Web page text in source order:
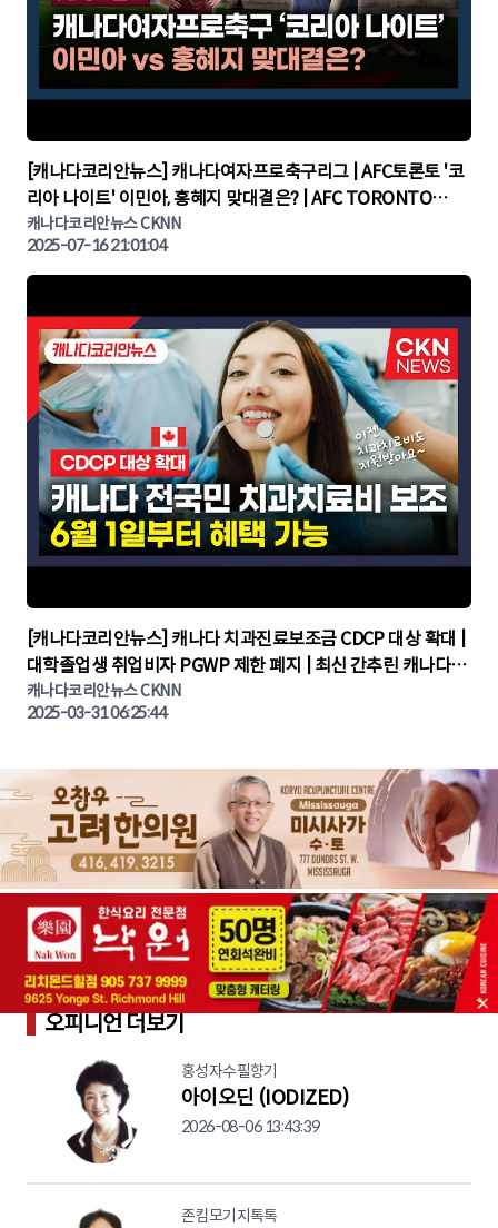
▶
[캐나다코리안뉴스] 캐나다여자프로축구리그 | AFC토론토 '코
리아 나이트' 이민아, 홍혜지 맞대결은? | AFC TORONTO
KOREA NIGHT | 캐나다뉴스 | 토론토뉴스
캐나다코리안뉴스 CKNN
2025-07-16 21:01:04
▶
[캐나다코리안뉴스] 캐나다 치과진료보조금 CDCP 대상 확대 |
대학졸업생 취업비자 PGWP 제한 폐지 | 최신 간추린 캐나다뉴
스 | CKNNEWS | 캐나다뉴스 | 토론토뉴스
캐나다코리안뉴스 CKNN
2025-03-31 06:25:44
오피니언 더보기
홍성자수필향기
아이오딘 (IODIZED)
2026-08-06 13:43:39
존킴모기지톡톡